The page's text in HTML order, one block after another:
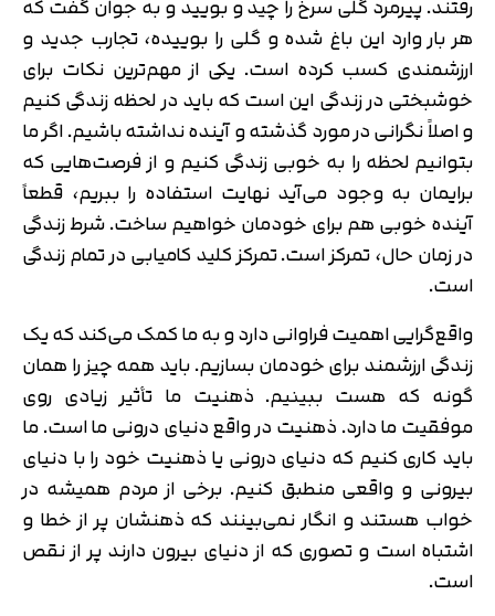
هر بار وارد این باغ شده و گلی را بوییده، تجارب جدید و
ارزشمندی کسب کرده است. یکی از مهم‌ترین نکات برای
خوشبختی در زندگی این است که باید در لحظه زندگی کنیم
و اصلاً نگرانی در مورد گذشته و آینده نداشته باشیم. اگر ما
بتوانیم لحظه را به خوبی زندگی کنیم و از فرصت‌هایی که
برایمان به وجود می‌آید نهایت استفاده را ببریم، قطعاً
آینده خوبی هم برای خودمان خواهیم ساخت. شرط زندگی
در زمان حال، تمرکز است. تمرکز کلید کامیابی در تمام زندگی
است.
واقع‌گرایی اهمیت فراوانی دارد و به ما کمک می‌کند که یک
زندگی ارزشمند برای خودمان بسازیم. باید همه چیز را همان
گونه که هست ببینیم. ذهنیت ما تأثیر زیادی روی
موفقیت ما دارد. ذهنیت در واقع دنیای درونی ما است. ما
باید کاری کنیم که دنیای درونی یا ذهنیت خود را با دنیای
بیرونی و واقعی منطبق کنیم. برخی از مردم همیشه در
خواب هستند و انگار نمی‌بینند که ذهنشان پر از خطا و
اشتباه است و تصوری که از دنیای بیرون دارند پر از نقص
است.